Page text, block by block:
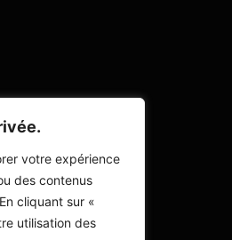
votre expérience
des contenus
cliquant sur «
utilisation des